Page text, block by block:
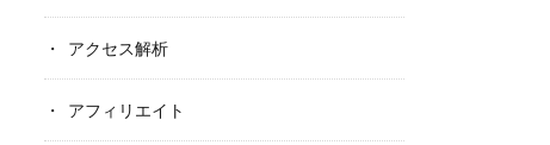
アクセス解析
アフィリエイト